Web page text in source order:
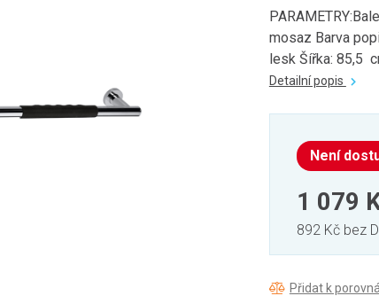
mosaz Barva
lesk Šířka: 85,5
Detailní popis
Není
1 079
892 Kč bez
Přidat k